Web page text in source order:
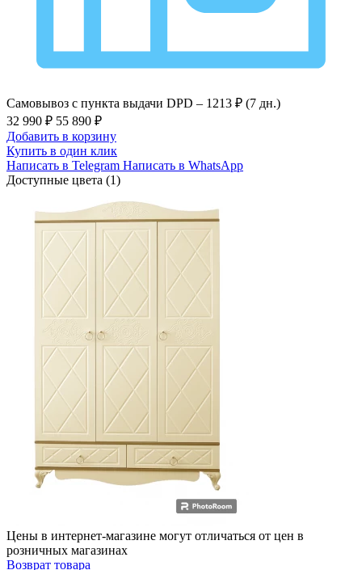
Самовывоз с пункта выдачи DPD – 1213 ₽ (7 дн.)
32 990 ₽ 55 890 ₽
Добавить в корзину
Купить в один клик
Написать в Telegram Написать в WhatsApp
Доступные цвета (1)
Цены в интернет-магазине могут отличаться от цен в
розничных магазинах
Возврат товара